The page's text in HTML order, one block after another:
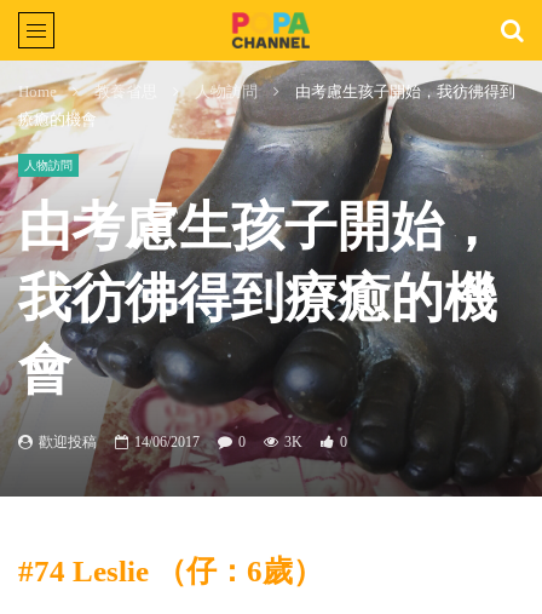
Home 教養省思 人物訪問
由考慮生孩子開始，我彷彿得到
療癒的機會
人物訪問
由考慮生孩子開始，
我彷彿得到療癒的機
會
歡迎投稿 14/06/2017 0 3K 0
#74 Leslie （仔：6歲）